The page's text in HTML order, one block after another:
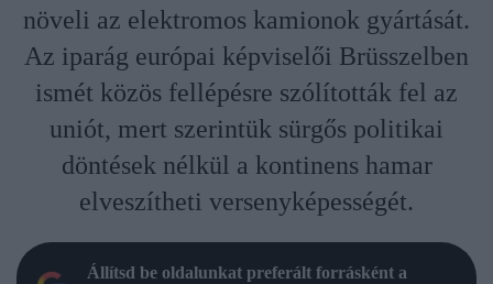
növeli az elektromos kamionok gyártását.
Az iparág európai képviselői Brüsszelben
ismét közös fellépésre szólították fel az
uniót, mert szerintük sürgős politikai
döntések nélkül a kontinens hamar
elveszítheti versenyképességét.
Állítsd be oldalunkat preferált forrásként a